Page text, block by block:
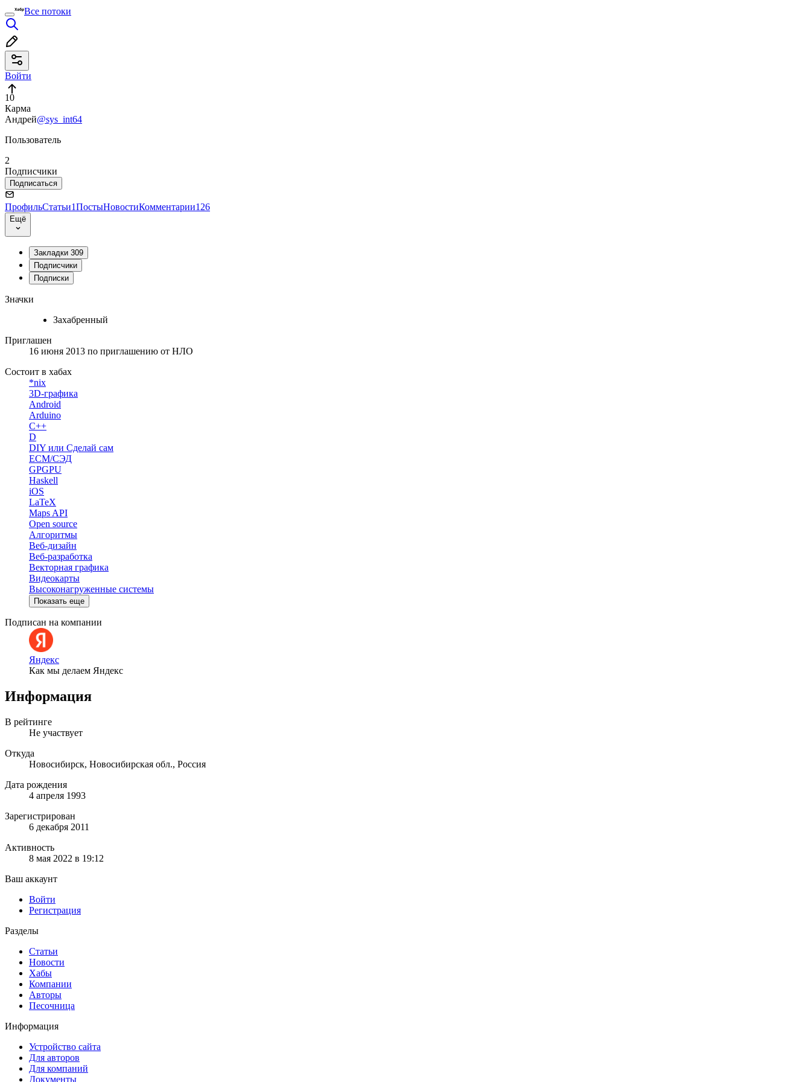
Все потоки
Войти
10
Карма
Андрей@sys_int64
Пользователь
2
Подписчики
Подписаться
ПрофильСтатьи1ПостыНовостиКомментарии126
Ещё
Закладки 309
Подписчики
Подписки
Значки
Захабренный
Приглашен
16 июня 2013 по приглашению от НЛО
Состоит в хабах
*nix
3D-графика
Android
Arduino
C++
D
DIY или Сделай сам
ECM/СЭД
GPGPU
Haskell
iOS
LaTeX
Maps API
Open source
Алгоритмы
Веб-дизайн
Веб-разработка
Векторная графика
Видеокарты
Высоконагруженные системы
Показать еще
Подписан на компании
Яндекс
Как мы делаем Яндекс
Информация
В рейтинге
Не участвует
Откуда
Новосибирск, Новосибирская обл., Россия
Дата рождения
4 апреля 1993
Зарегистрирован
6 декабря 2011
Активность
8 мая 2022 в 19:12
Ваш аккаунт
Войти
Регистрация
Разделы
Статьи
Новости
Хабы
Компании
Авторы
Песочница
Информация
Устройство сайта
Для авторов
Для компаний
Документы